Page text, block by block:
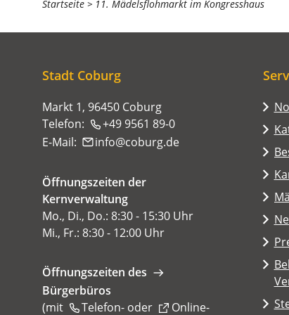
Sie
befinden
hier:
Startseite 11. Mädelsflohmarkt im Kongresshaus
Stadt Coburg
Markt 1, 96450 Coburg
Telefon:
+49 9561 89-0
E-Mail:
info coburg de
Öffnungszeiten der
Kernverwaltung
Mo., Di., Do.: 8:30 - 15:30 Uhr
Mi., Fr.: 8:30 - 12:00 Uhr
Öffnungszeiten des
Bürgerbüros
(mit
Telefon- oder Online-
in
Tab)
in
Tab)